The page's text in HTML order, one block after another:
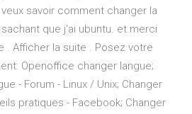
savoir comment changer la
que j'ai ubuntu. et merci
. Afficher la suite . Posez votre
Openoffice changer langue;
- Forum - Linux / Unix; Changer
pratiques - Facebook; Changer